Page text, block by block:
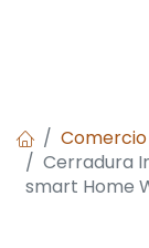
Comercio
Cerradura
smart Home